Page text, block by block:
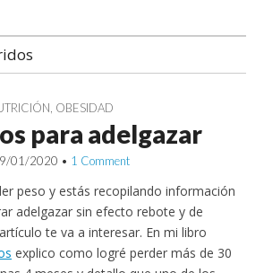
, OBESIDAD
para adelgazar
01/2020 • 1 Comment
peso y estás recopilando información
adelgazar sin efecto rebote y de
te va a interesar. En mi libro
explico como logré perder más de 30